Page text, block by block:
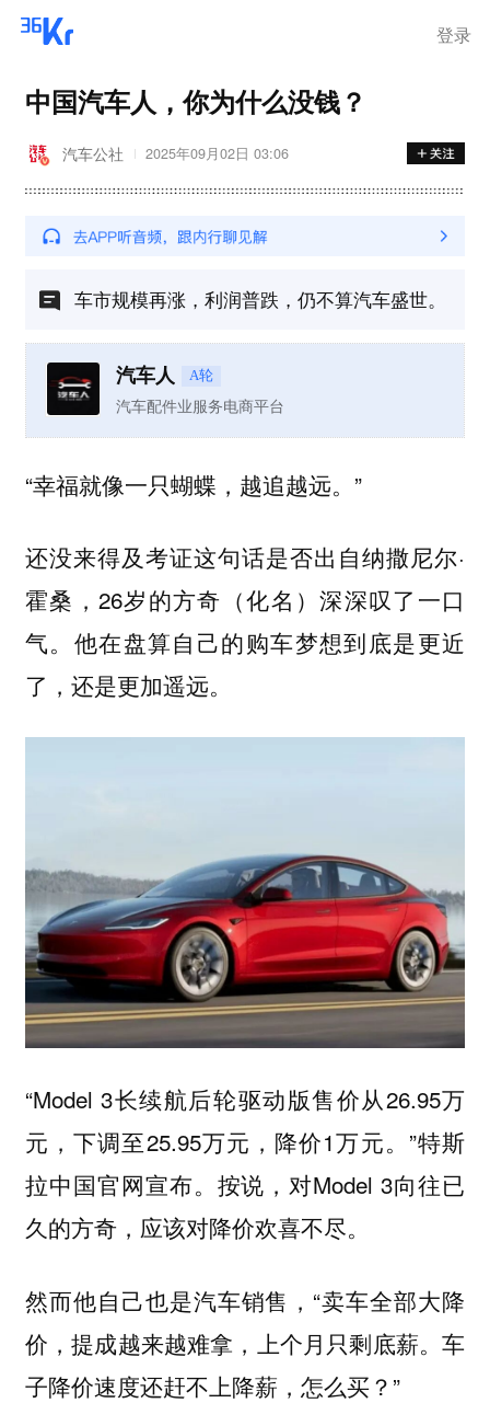
登录
中国汽车人，你为什么没钱？
汽车公社 2025年09月02日 03:06
车市规模再涨，利润普跌，仍不算汽车盛世。
汽车人 A轮
汽车配件业服务电商平台
“幸福就像一只蝴蝶，越追越远。”
还没来得及考证这句话是否出自纳撒尼尔·
霍桑，26岁的方奇（化名）深深叹了一口
气。他在盘算自己的购车梦想到底是更近
了，还是更加遥远。
“Model 3长续航后轮驱动版售价从26.95万
元，下调至25.95万元，降价1万元。”特斯
拉中国官网宣布。按说，对Model 3向往已
久的方奇，应该对降价欢喜不尽。
然而他自己也是汽车销售，“卖车全部大降
价，提成越来越难拿，上个月只剩底薪。车
子降价速度还赶不上降薪，怎么买？”